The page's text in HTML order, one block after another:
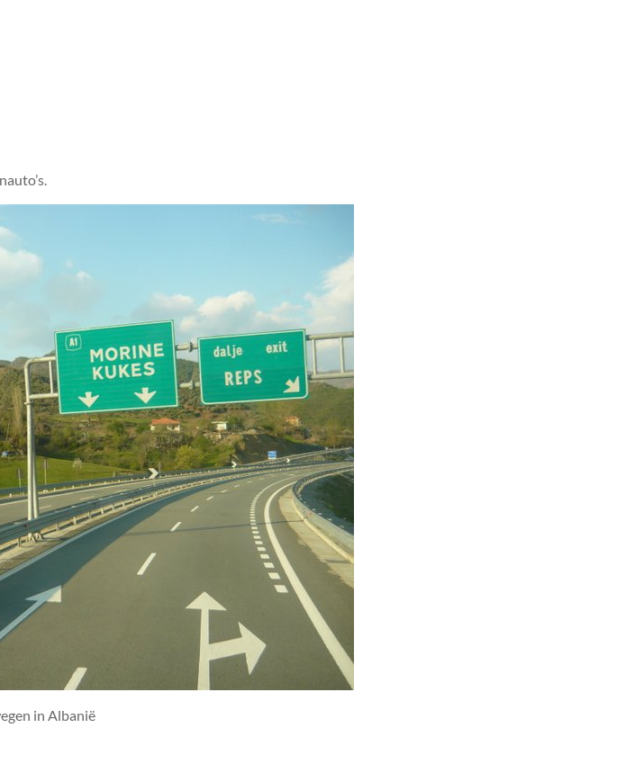
in Albanië